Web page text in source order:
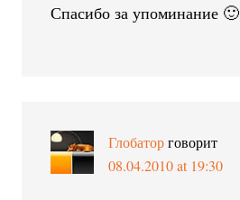
Спасибо за упоминание 🙂
Глобатор говорит
08.04.2010 at 19:30